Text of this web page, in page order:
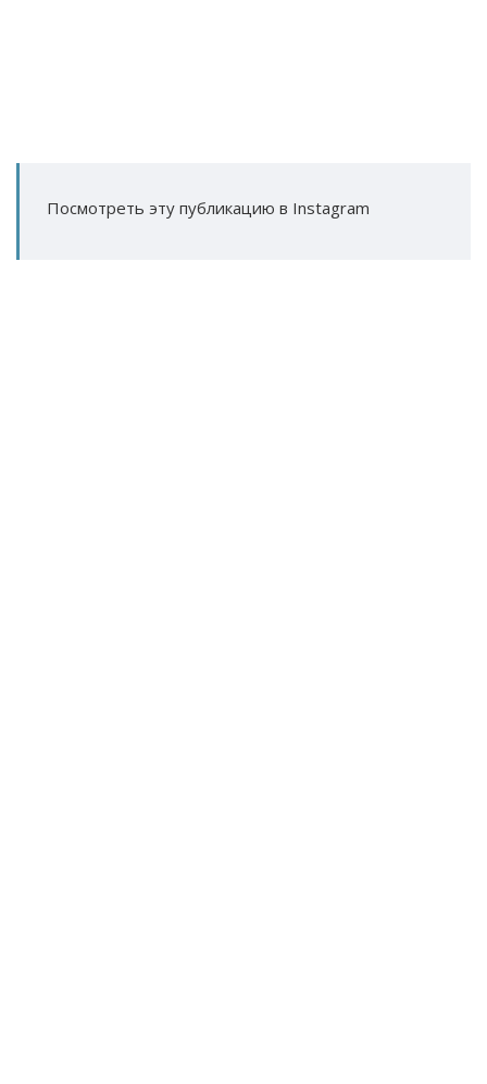
Посмотреть эту публикацию в Instagram